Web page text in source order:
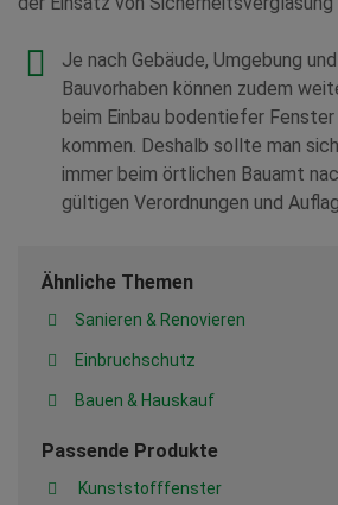
Je nach Gebäude, Umgebung
Bauvorhaben können zudem
beim Einbau bodentiefer Fenster
kommen. Deshalb sollte man
immer beim örtlichen Bauamt
gültigen Verordnungen und
Ähnliche Themen
Sanieren & Renovieren
Einbruchschutz
Bauen & Hauskauf
Passende Produkte
Kunststofffenster